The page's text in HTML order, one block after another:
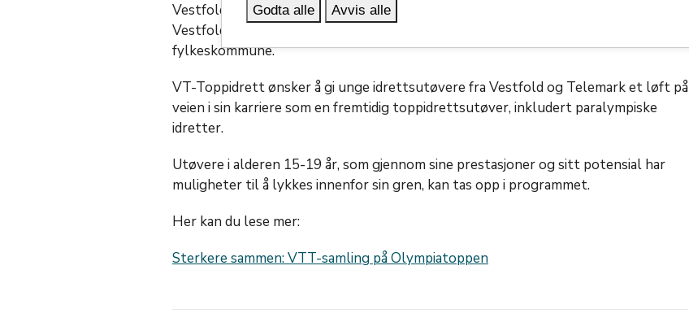
Vestfold og Telemark toppidrett (VT-Toppidrett) er et samarbeid mellom
Vestfold og Telemark idrettskrets, Telemark fylkeskommune og Vestfold
fylkeskommune.
VT-Toppidrett ønsker å gi unge idrettsutøvere fra Vestfold og Telemark et løft på
veien i sin karriere som en fremtidig toppidrettsutøver, inkludert paralympiske
idretter.
Utøvere i alderen 15-19 år, som gjennom sine prestasjoner og sitt potensial har
muligheter til å lykkes innenfor sin gren, kan tas opp i programmet.
Her kan du lese mer:
Sterkere sammen: VTT-samling på Olympiatoppen
Godta alle Avvis alle